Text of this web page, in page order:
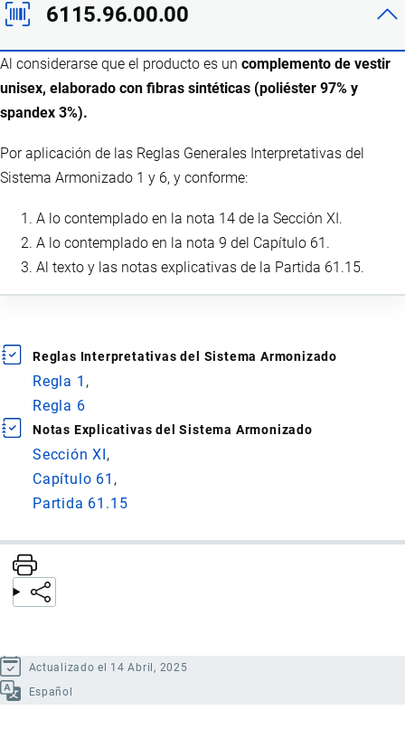
6115.96.00.00
Al considerarse que el producto es un complemento de vestir
unisex, elaborado con fibras sintéticas (poliéster 97% y
spandex 3%).
Por aplicación de las Reglas Generales Interpretativas del
Sistema Armonizado 1 y 6, y conforme:
A lo contemplado en la nota 14 de la Sección XI.
A lo contemplado en la nota 9 del Capítulo 61.
Al texto y las notas explicativas de la Partida 61.15.
Reglas Interpretativas del Sistema Armonizado
Regla 1
Regla 6
Notas Explicativas del Sistema Armonizado
Sección XI
Capítulo 61
Partida 61.15
Actualizado el 14 Abril, 2025
Español